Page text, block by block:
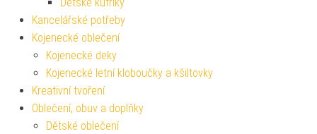
Kancelářské potřeby
Kojenecké oblečení
Kojenecké deky
Kojenecké letní kloboučky a kšiltovky
Kreativní tvoření
Oblečení, obuv a doplňky
Dětské oblečení